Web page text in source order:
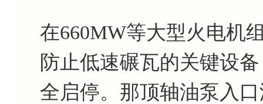
在660MW等大型火电机
防止低速碾瓦的关键设
全启停。那顶轴油泵入